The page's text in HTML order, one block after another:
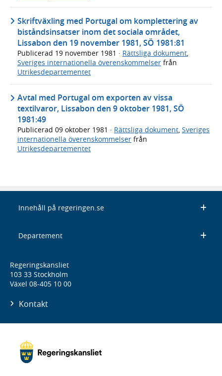
Skriftväxling med Portugal om komplettering av
biståndsinsatser inom det sociala området,
Lissabon den 19 november 1981, SÖ 1981:81
Publicerad 19 november 1981 · Rättsliga dokument
Sveriges internationella överenskommelser från
Utrikesdepartementet
Avtal med Portugal om exporten av vissa
textilvaror, Lissabon den 9 oktober 1981, SÖ
1981:49
Publicerad 09 oktober 1981 · Rättsliga dokument, Sveriges
internationella överenskommelser från
Utrikesdepartementet
Innehåll på regeringen.se
Departement
Regeringskansliet
103 33 Stockholm
Växel 08-405 10 00
Kontakt